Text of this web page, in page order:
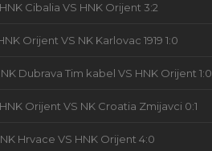
Cibalia VS HNK Orijent 3:2
Orijent VS NK Karlovac 1919 1:0
Dubrava Tim kabel VS HNK Orijent 1:0
Orijent VS NK Croatia Zmijavci 0:1
Hrvace VS HNK Orijent 4:0